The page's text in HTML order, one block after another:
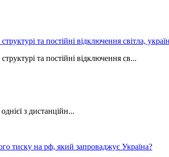
та постійні відключення світла,
та постійні відключення св...
з дистанційн...
тиску на рф, який запроваджує Україна?